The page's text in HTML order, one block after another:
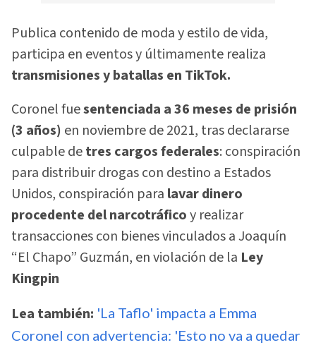
Publica contenido de moda y estilo de vida,
participa en eventos y últimamente realiza
transmisiones y batallas en TikTok.
Coronel fuesentenciada a 36 meses de prisión
(3 años) en noviembre de 2021, tras declararse
culpable detres cargos federales: conspiración
para distribuir drogas con destino a Estados
Unidos, conspiración para lavar dinero
procedente del narcotráficoy realizar
transacciones con bienes vinculados a Joaquín
“El Chapo” Guzmán, en violación de la Ley
Kingpin
Lea también: 'La Taflo' impacta a Emma
Coronel con advertencia: 'Esto no va a quedar